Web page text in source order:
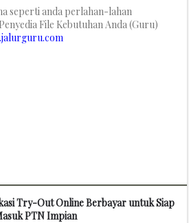
seperti anda perlahan-lahan
File Kebutuhan Anda (Guru)
Try-Out Online Berbayar untuk Siap
PTN Impian